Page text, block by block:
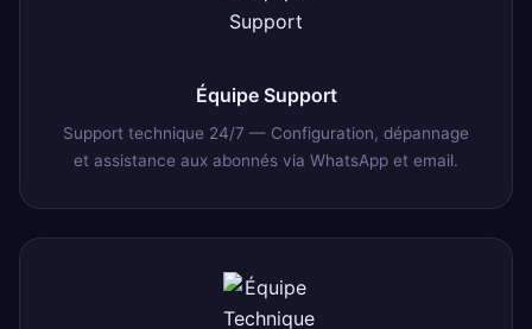
Équipe Support
Support technique 24/7 — Configuration, dépannage
et assistance aux abonnés via WhatsApp et email.